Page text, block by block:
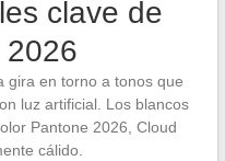
clave de
2026
gira en torno a tonos que
luz artificial. Los blancos
Pantone 2026, Cloud
cálido.